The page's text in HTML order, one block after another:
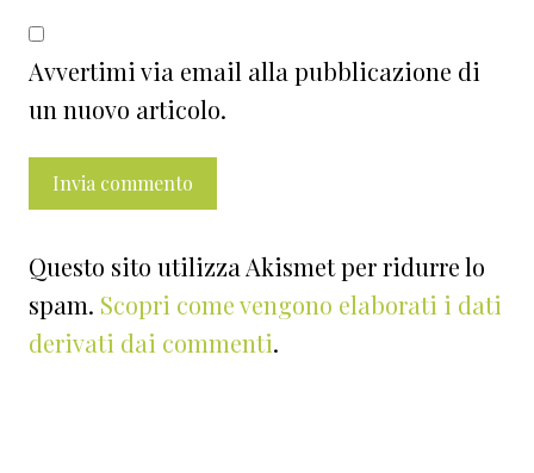
Avvertimi via email alla pubblicazione di
un nuovo articolo.
Questo sito utilizza Akismet per ridurre lo
spam. Scopri come vengono elaborati i dati
derivati dai commenti.